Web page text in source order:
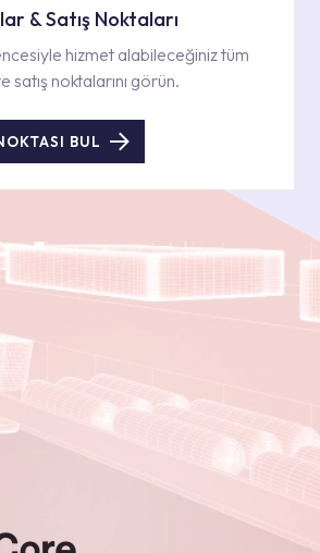
& Satış Noktaları
hizmet alabileceğiniz tüm
satış noktalarını görün.
BUL